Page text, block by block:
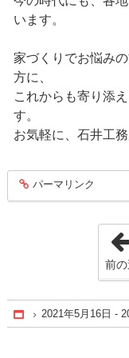
います。
家づくりでお悩み
方に、
これからも寄り添
す。
お気軽に、石井工
entry183
パーマリンク
前の
Home
2021年5月16日 -